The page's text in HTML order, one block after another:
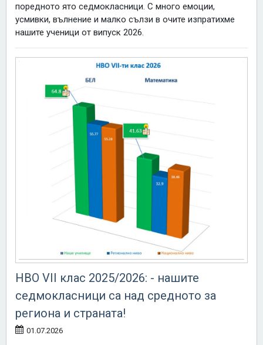
поредното ято седмокласници. С много емоции,
усмивки, вълнение и малко сълзи в очите изпратихме
нашите ученици от випуск 2026.
НВО VII клас 2025/2026: - нашите
седмокласници са над средното за
региона и страната!
01.07.2026